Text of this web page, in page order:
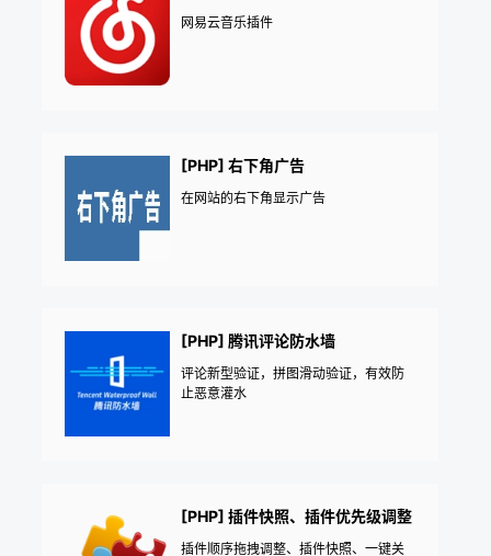
网易云音乐插件
[PHP] 右下角广告
在网站的右下角显示广告
[PHP] 腾讯评论防水墙
评论新型验证，拼图滑动验证，有效防
止恶意灌水
[PHP] 插件快照、插件优先级调整
插件顺序拖拽调整、插件快照、一键关